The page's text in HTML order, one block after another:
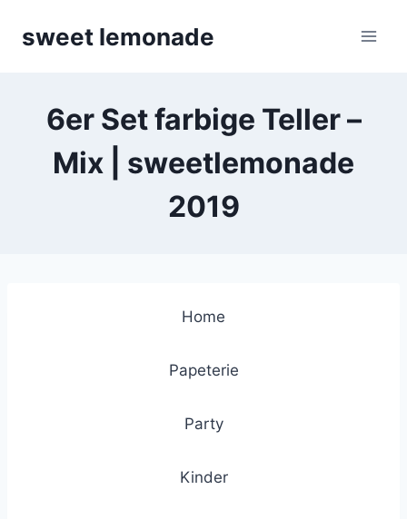
sweet lemonade
6er Set farbige Teller –
Mix | sweetlemonade
2019
Home
Papeterie
Party
Kinder